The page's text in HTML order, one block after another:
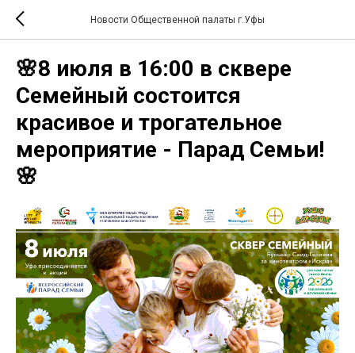
Новости Общественной палаты г.Уфы
🌸8 июля в 16:00 в сквере
Семейный состоится
красивое и трогательное
мероприятие - Парад Семьи!
🌸